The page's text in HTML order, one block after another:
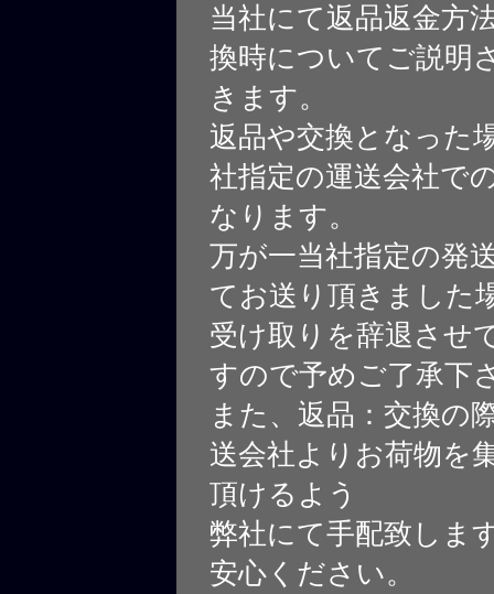
当社にて返品返金方
換時についてご説明
きます。
返品や交換となった
社指定の運送会社で
なります。
万が一当社指定の発
てお送り頂きました
受け取りを辞退させ
すので予めご了承下
また、返品：交換の
送会社よりお荷物を
頂けるよう
弊社にて手配致しま
安心ください。